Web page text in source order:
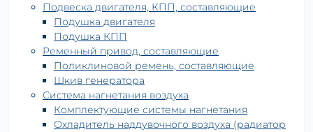
Подвеска двигателя, КПП, составляющие
Подушка двигателя
Подушка КПП
Ременный привод, составляющие
Поликлиновой ремень, составляющие
Шкив генератора
Система нагнетания воздуха
Комплектующие системы нагнетания
Охладитель наддувочного воздуха (радиатор